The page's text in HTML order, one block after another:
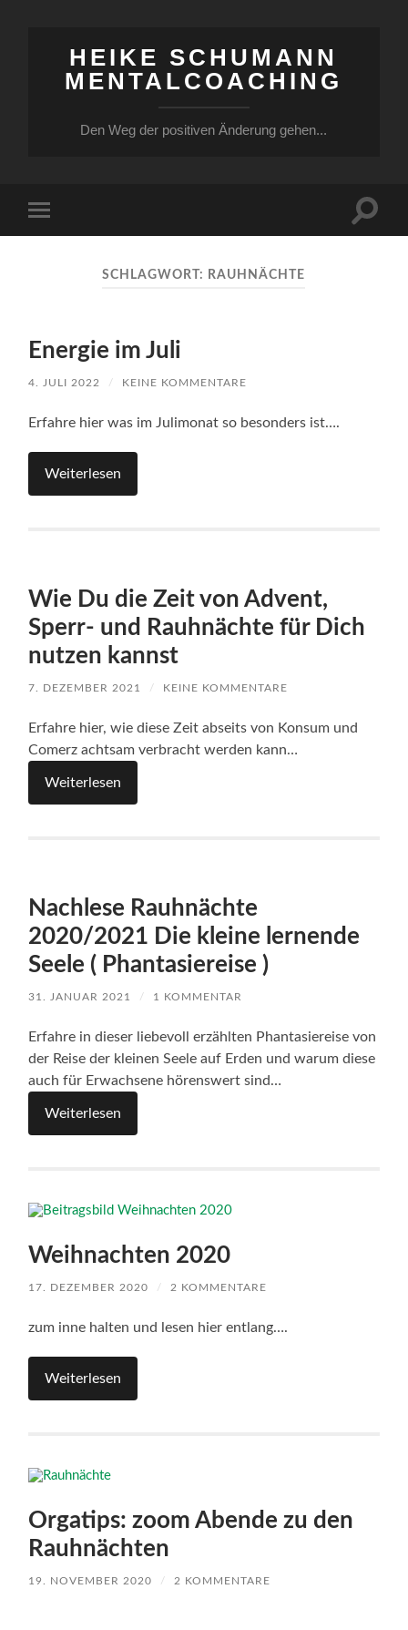
HEIKE SCHUMANN
MENTALCOACHING
Den Weg der positiven Änderung gehen...
Menü
SCHLAGWORT: RAUHNÄCHTE
Energie im Juli
4. JULI 2022 / KEINE KOMMENTARE
Erfahre hier was im Julimonat so besonders ist….
Weiterlesen
Wie Du die Zeit von Advent,
Sperr- und Rauhnächte für Dich
nutzen kannst
7. DEZEMBER 2021 / KEINE KOMMENTARE
Erfahre hier, wie diese Zeit abseits von Konsum und
Comerz achtsam verbracht werden kann…
Weiterlesen
Nachlese Rauhnächte
2020/2021 Die kleine lernende
Seele ( Phantasiereise )
31. JANUAR 2021 / 1 KOMMENTAR
Erfahre in dieser liebevoll erzählten Phantasiereise von
der Reise der kleinen Seele auf Erden und warum diese
auch für Erwachsene hörenswert sind…
Weiterlesen
Weihnachten 2020
17. DEZEMBER 2020 / 2 KOMMENTARE
zum inne halten und lesen hier entlang….
Weiterlesen
Orgatips: zoom Abende zu den
Rauhnächten
19. NOVEMBER 2020 / 2 KOMMENTARE